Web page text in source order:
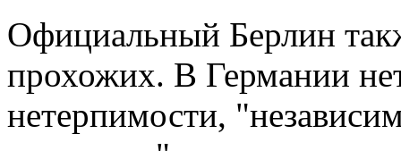
Официальный Берлин
прохожих. В Германии
нетерпимости,